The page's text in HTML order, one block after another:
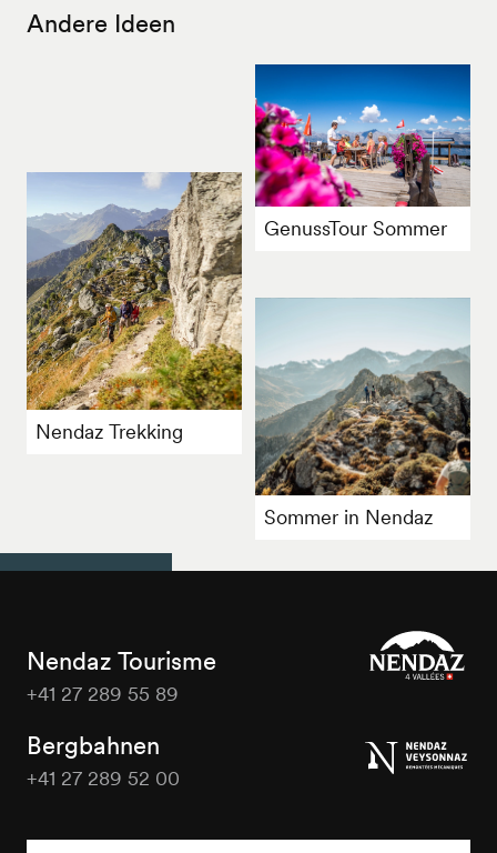
Andere Ideen
GenussTour Sommer
Nendaz Trekking
Sommer in Nendaz
Nendaz Tourisme
+41 27 289 55 89
Bergbahnen
+41 27 289 52 00